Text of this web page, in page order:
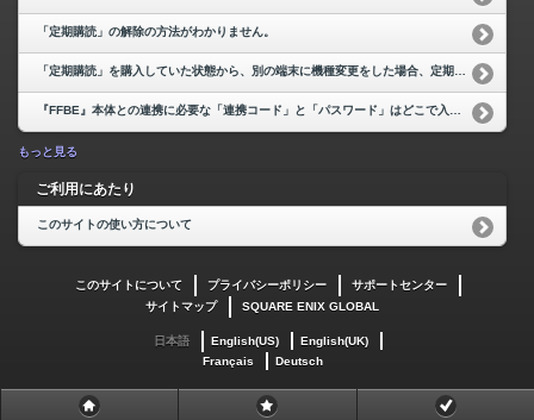
「定期購読」の解除の方法がわかりません。
もっと見る
ご利用にあたり
このサイトの使い方について
このサイトについて プライバシーポリシー
サポートセンター
サイトマップ
SQUARE ENIX GLOBAL
日本語 English(US)
English(UK)
Français
Deutsch